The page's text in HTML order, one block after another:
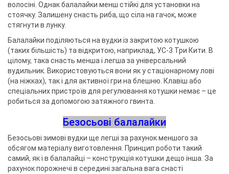
волосіні. Однак балалайки менш стійкі для установки на
стоячку. Залишену снасть риба, що сіла на гачок, може
стягнути в лунку.
Балалайки поділяються на вудки із закритою котушкою
(таких більшість) та відкритою, наприклад, УС-3 Три Кити. В
цілому, така снасть менша і легша за універсальний
вудильник. Використовуються вони як у стаціонарному лові
(на ніжках), так і для активної гри на блешню. Клавіш або
спеціальних пристроїв для регулювання котушки немає – це
робиться за допомогою затяжного гвинта.
Безосьові балалайки
Безосьові зимові вудки ще легші за рахунок меншого за
обсягом матеріалу виготовлення. Принцип роботи такий
самий, як і в балалайці – конструкція котушки дещо інша. За
рахунок порожнечі в середині загальна вага снасті